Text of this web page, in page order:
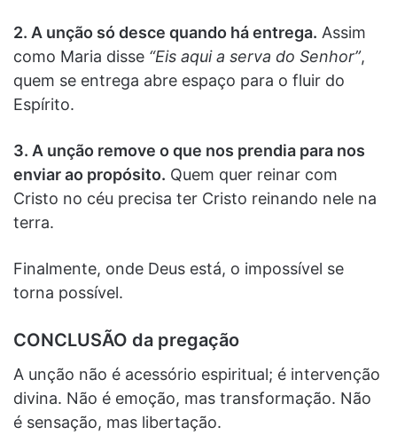
2. A unção só desce quando há entrega. Assim
como Maria disse “Eis aqui a serva do Senhor”,
quem se entrega abre espaço para o fluir do
Espírito.
3. A unção remove o que nos prendia para nos
enviar ao propósito. Quem quer reinar com
Cristo no céu precisa ter Cristo reinando nele na
terra.
Finalmente, onde Deus está, o impossível se
torna possível.
CONCLUSÃO da pregação
A unção não é acessório espiritual; é intervenção
divina. Não é emoção, mas transformação. Não
é sensação, mas libertação.